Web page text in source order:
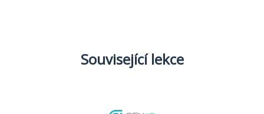
Související lekce